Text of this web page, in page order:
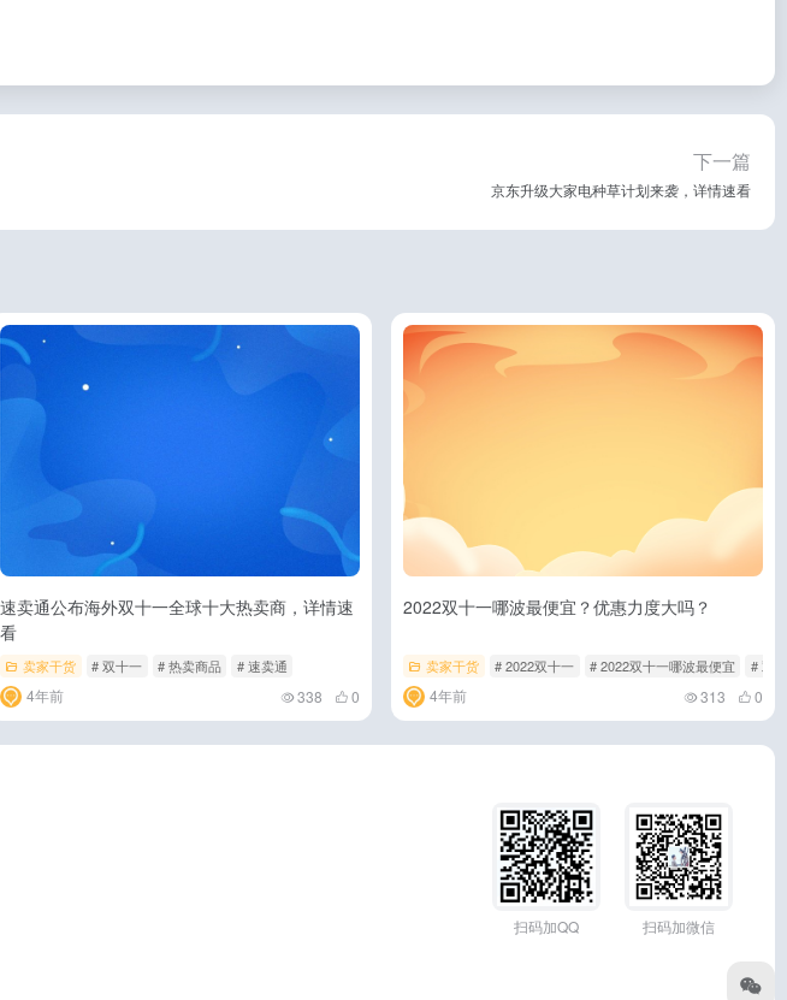
下一篇
京东升级大家电种草计划来袭，详情速看
速卖通公布海外双十一全球十大热卖商，详情速
看
卖家干货 # 双十一 # 热卖商品 # 速卖通
4年前 338 0
2022双十一哪波最便宜？优惠力度大吗？
卖家干货 # 2022双十一 # 2022双十一哪波最便宜 # 双
4年前 313 0
扫码加QQ 扫码加微信